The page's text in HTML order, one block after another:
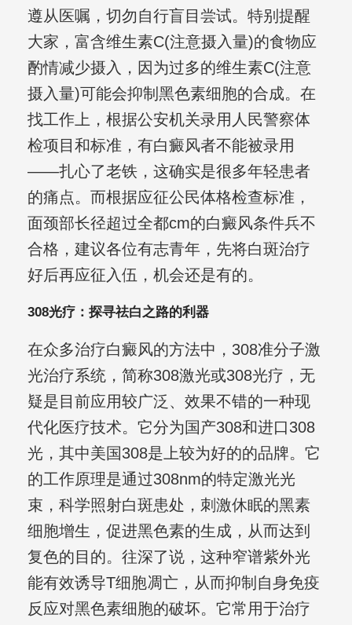
遵从医嘱，切勿自行盲目尝试。特别提醒
大家，富含维生素C(注意摄入量)的食物应
酌情减少摄入，因为过多的维生素C(注意
摄入量)可能会抑制黑色素细胞的合成。在
找工作上，根据公安机关录用人民警察体
检项目和标准，有白癜风者不能被录用
——扎心了老铁，这确实是很多年轻患者
的痛点。而根据应征公民体格检查标准，
面颈部长径超过全都cm的白癜风条件兵不
合格，建议各位有志青年，先将白斑治疗
好后再应征入伍，机会还是有的。
308光疗：探寻祛白之路的利器
在众多治疗白癜风的方法中，308准分子激
光治疗系统，简称308激光或308光疗，无
疑是目前应用较广泛、效果不错的一种现
代化医疗技术。它分为国产308和进口308
光，其中美国308是上较为好的的品牌。它
的工作原理是通过308nm的特定激光光
束，科学照射白斑患处，刺激休眠的黑素
细胞增生，促进黑色素的生成，从而达到
复色的目的。往深了说，这种窄谱紫外光
能有效诱导T细胞凋亡，从而抑制自身免疫
反应对黑色素细胞的破坏。它常用于治疗